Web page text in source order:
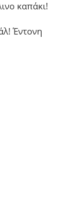
καπάκι!
Έντονη